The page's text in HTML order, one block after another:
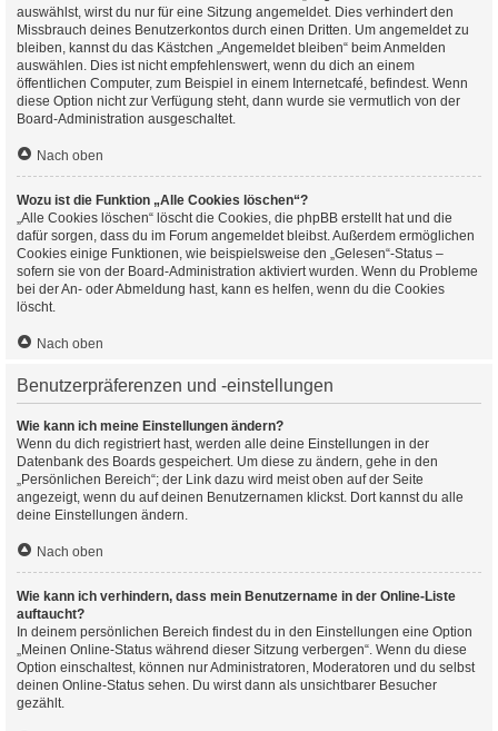
auswählst, wirst du nur für eine Sitzung angemeldet. Dies verhindert den
Missbrauch deines Benutzerkontos durch einen Dritten. Um angemeldet zu
bleiben, kannst du das Kästchen „Angemeldet bleiben“ beim Anmelden
auswählen. Dies ist nicht empfehlenswert, wenn du dich an einem
öffentlichen Computer, zum Beispiel in einem Internetcafé, befindest. Wenn
diese Option nicht zur Verfügung steht, dann wurde sie vermutlich von der
Board-Administration ausgeschaltet.
Nach oben
Wozu ist die Funktion „Alle Cookies löschen“?
„Alle Cookies löschen“ löscht die Cookies, die phpBB erstellt hat und die
dafür sorgen, dass du im Forum angemeldet bleibst. Außerdem ermöglichen
Cookies einige Funktionen, wie beispielsweise den „Gelesen“-Status –
sofern sie von der Board-Administration aktiviert wurden. Wenn du Probleme
bei der An- oder Abmeldung hast, kann es helfen, wenn du die Cookies
löscht.
Nach oben
Benutzerpräferenzen und -einstellungen
Wie kann ich meine Einstellungen ändern?
Wenn du dich registriert hast, werden alle deine Einstellungen in der
Datenbank des Boards gespeichert. Um diese zu ändern, gehe in den
„Persönlichen Bereich“; der Link dazu wird meist oben auf der Seite
angezeigt, wenn du auf deinen Benutzernamen klickst. Dort kannst du alle
deine Einstellungen ändern.
Nach oben
Wie kann ich verhindern, dass mein Benutzername in der Online-Liste
auftaucht?
In deinem persönlichen Bereich findest du in den Einstellungen eine Option
„Meinen Online-Status während dieser Sitzung verbergen“. Wenn du diese
Option einschaltest, können nur Administratoren, Moderatoren und du selbst
deinen Online-Status sehen. Du wirst dann als unsichtbarer Besucher
gezählt.